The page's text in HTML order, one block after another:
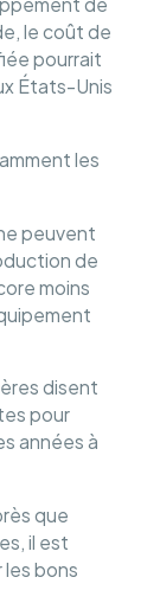
le coût de
pourrait
États-Unis
les
peuvent
de
moins
disent
pour
années à
que
il est
bons